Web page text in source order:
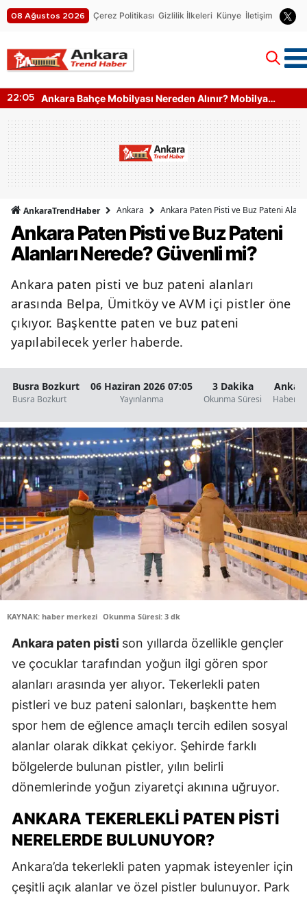
08 Ağustos 2026 Çerez Politikası Gizlilik İlkeleri Künye İletişim
22:05
Ankara Bahçe Mobilyası Nereden Alınır? Mobilya
AnkaraTrendHaber Ankara Ankara Paten Pisti ve Buz Pateni
Ankara Paten Pisti ve Buz Pateni
Alanları Nerede? Güvenli mi?
Ankara paten pisti ve buz pateni alanları
arasında Belpa, Ümitköy ve AVM içi pistler öne
çıkıyor. Başkentte paten ve buz pateni
yapılabilecek yerler haberde.
Busra Bozkurt
Busra Bozkurt
06 Haziran 2026 07:05
Yayınlanma
3 Dakika
Okunma Süresi
KAYNAK: haber merkezi Okunma Süresi: 3 dk
Ankara paten pisti son yıllarda özellikle gençler
ve çocuklar tarafından yoğun ilgi gören spor
alanları arasında yer alıyor. Tekerlekli paten
pistleri ve buz pateni salonları, başkentte hem
spor hem de eğlence amaçlı tercih edilen sosyal
alanlar olarak dikkat çekiyor. Şehirde farklı
bölgelerde bulunan pistler, yılın belirli
dönemlerinde yoğun ziyaretçi akınına uğruyor.
ANKARA TEKERLEKLI PATEN PISTI
NERELERDE BULUNUYOR?
Ankara’da tekerlekli paten yapmak isteyenler için
çeşitli açık alanlar ve özel pistler bulunuyor. Park